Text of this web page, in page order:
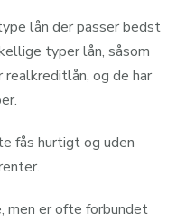
lån der passer bedst
typer lån, såsom
realkreditlån, og de har
fås hurtigt og uden
men er ofte forbundet